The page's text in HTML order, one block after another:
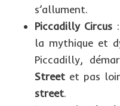
s’allument.
Piccadilly Circus
la mythique et
Piccadilly,
Streetet pas
street.